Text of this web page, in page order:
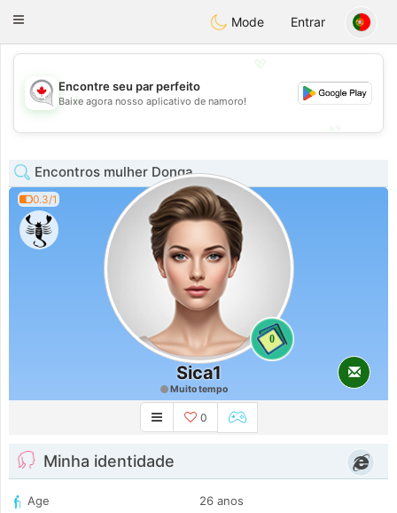
CANADIANchat
Toggle
Mode Entrar
💖
💕
Encontre seu par perfeito
Baixe agora nosso aplicativo de namoro!
Encontros mulher Donga
0.3/1
0
Sica1
Muito tempo
0
Minha identidade
Age
26 anos